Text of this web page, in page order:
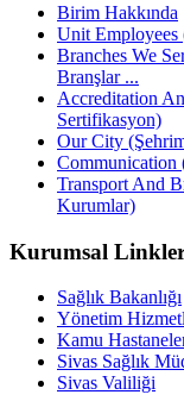
Birim Hakkında
Unit Employees
Branches We
Branşlar ...
Accreditation
Sertifikasyon)
Our City
Communication
Transport And
Kurumlar)
Kurumsal
Sağlık Bakanlığı
Yönetim
Kamu
Sivas Sağlık
Sivas Valiliği